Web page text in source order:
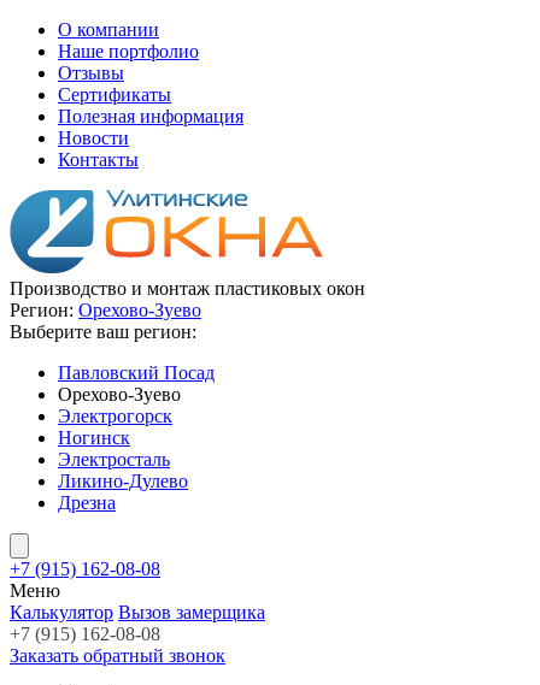
О компании
Наше портфолио
Отзывы
Сертификаты
Полезная информация
Новости
Контакты
Производство и монтаж пластиковых окон
Регион: Орехово-Зуево
Выберите ваш регион:
Павловский Посад
Орехово-Зуево
Электрогорск
Ногинск
Электросталь
Ликино-Дулево
Дрезна
+7 (915) 162-08-08
Меню
Калькулятор Вызов замерщика
+7 (915) 162-08-08
Заказать обратный звонок